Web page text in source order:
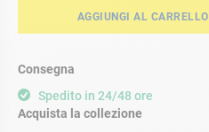
AGGIUNGI AL CARRELLO
Consegna
Spedito in 24/48 ore
Acquista la collezione